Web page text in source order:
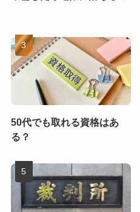
50代でも取れる資格はあ
る？